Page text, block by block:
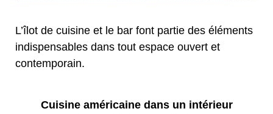
L’îlot de cuisine et le bar font partie des éléments
indispensables dans tout espace ouvert et
contemporain.
Cuisine américaine dans un intérieur